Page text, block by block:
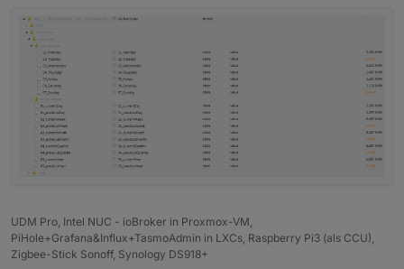
UDM Pro, Intel NUC - ioBroker in Proxmox-VM,
PiHole+Grafana&Influx+TasmoAdmin in LXCs, Raspberry Pi3 (als CCU),
Zigbee-Stick Sonoff, Synology DS918+